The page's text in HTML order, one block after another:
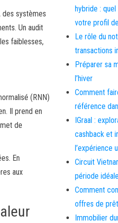
des systèmes
Un audit
faiblesses,
(RNN)
Il prend en
de
En
aux
hybride :
votre profil
Le rôle du
transactions
Préparer sa
l’hiver
Comment
référence
IGraal :
cashback et
l’expérience
Circuit
période idéale
Comment
offres de
Immobilier